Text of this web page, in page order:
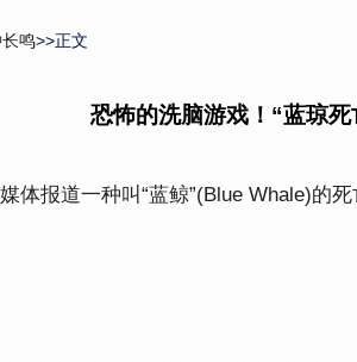
鸣>>正文
恐怖的洗脑游戏！“蓝琼
体报道一种叫“蓝鲸”(Blue Whale)的